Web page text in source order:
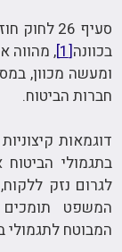
בכוונה[1] , מהווה
ומעשה מכוון,
חברות הביטוח.
דוגמאות
בתגמולי
לגרום נזק
המשפט
המבוטח לתגמולי